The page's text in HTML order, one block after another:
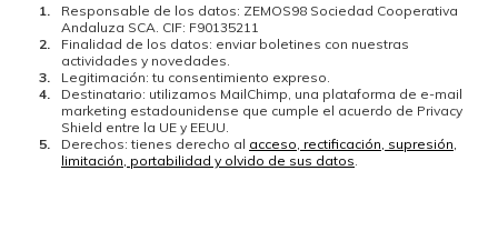
Responsable de los datos: ZEMOS98 Sociedad Cooperativa
Andaluza SCA. CIF: F90135211
Finalidad de los datos: enviar boletines con nuestras
actividades y novedades.
Legitimación: tu consentimiento expreso.
Destinatario: utilizamos MailChimp, una plataforma de e-mail
marketing estadounidense que cumple el acuerdo de Privacy
Shield entre la UE y EEUU.
Derechos: tienes derecho al acceso, rectificación, supresión,
limitación, portabilidad y olvido de sus datos